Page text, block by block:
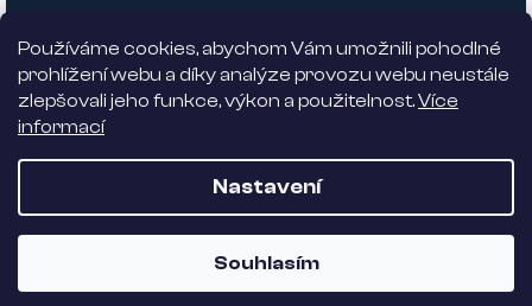
Používáme cookies, abychom Vám umožnili pohodlné
prohlížení webu a díky analýze provozu webu neustále
zlepšovali jeho funkce, výkon a použitelnost.Více
informací
Nastavení
Souhlasím
Alhambra design
vyhrazena.